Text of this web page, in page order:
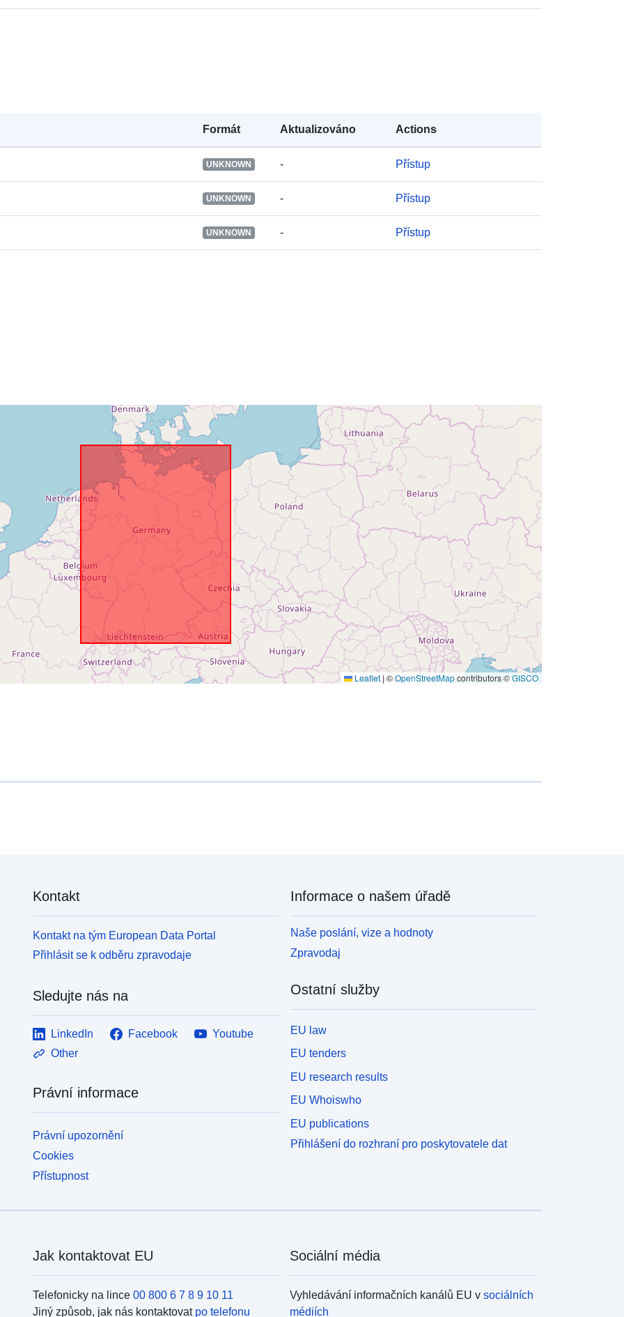
Formát Aktualizováno Actions
UNKNOWN - Přístup
UNKNOWN - Přístup
UNKNOWN - Přístup
Leaflet|©OpenStreetMapcontributors ©GISCO
Místní: Souřadnice: [ [ 6.098034, 55.054344
das LBM-DE, welches auf
Geobasisdaten auf...
Identifikátory:
https://registry.gdi-
de.org/id/de.bund.bkg.csw/638c506
9-85e7-44c9-90e4-d0ccca631426
uriRef:
http://data.europa.eu/88u/dataset/bb
Kontakt
Kontakt na tým European Data Portal
Přihlásit se k odběru zpravodaje
Sledujte nás na
LinkedIn Facebook
Youtube
Other
Právní informace
Právní upozornění
Cookies
Přístupnost
Informace o našem úřadě
Naše poslání, vize a hodnoty
Zpravodaj
Ostatní služby
EU law
EU tenders
EU research results
EU Whoiswho
EU publications
Přihlášení do rozhraní pro poskytovatele dat
Jak kontaktovat EU
Telefonicky na lince 00 800 6 7 8 9 10 11
Jiný způsob, jak nás kontaktovat po telefonu
Sociální média
Vyhledávání informačních kanálů EU vsociálních
médiích